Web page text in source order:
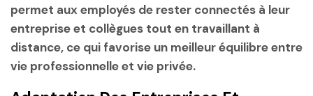
permet aux employés de rester connectés à leur
entreprise et collègues tout en travaillant à
distance, ce qui favorise un meilleur équilibre entre
vie professionnelle et vie privée.